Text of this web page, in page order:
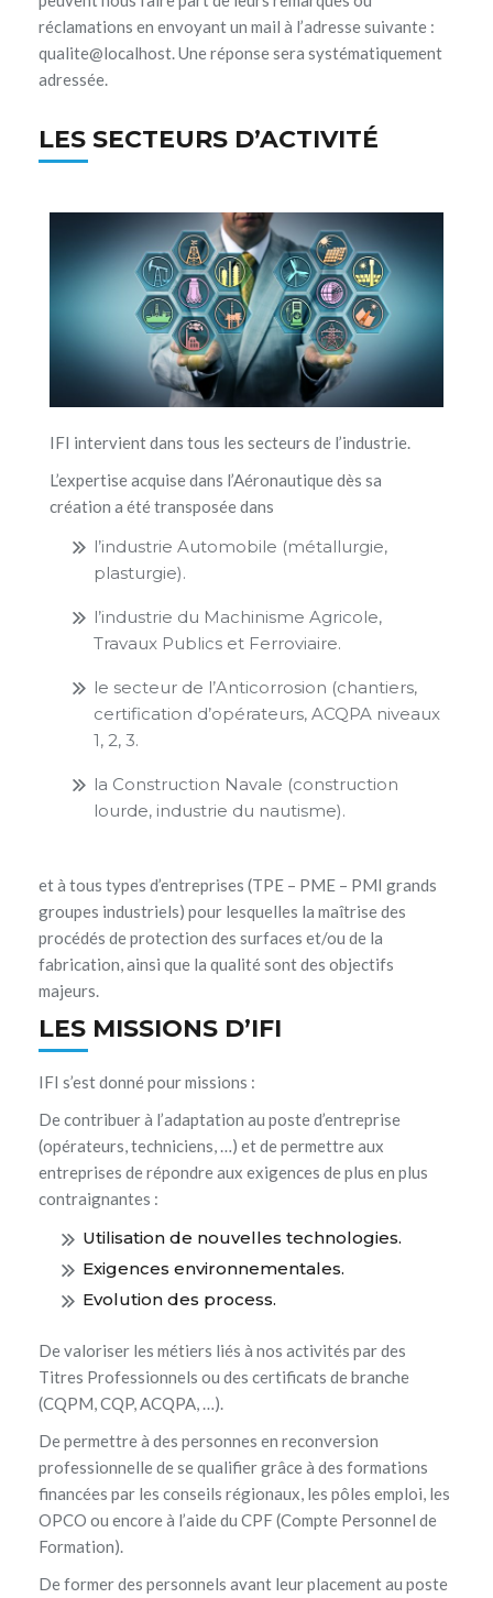
réclamations en envoyant un mail à l’adresse suivante :
qualite@localhost. Une réponse sera systématiquement
adressée.
LES SECTEURS D’ACTIVITÉ
IFI intervient dans tous les secteurs de l’industrie.
L’expertise acquise dans l’Aéronautique dès sa
création a été transposée dans
l’industrie Automobile (métallurgie,
plasturgie).
l’industrie du Machinisme Agricole,
Travaux Publics et Ferroviaire.
le secteur de l’Anticorrosion (chantiers,
certification d’opérateurs, ACQPA niveaux
1, 2, 3.
la Construction Navale (construction
lourde, industrie du nautisme).
et à tous types d’entreprises (TPE – PME – PMI grands
groupes industriels) pour lesquelles la maîtrise des
procédés de protection des surfaces et/ou de la
fabrication, ainsi que la qualité sont des objectifs
majeurs.
LES MISSIONS D’IFI
IFI s’est donné pour missions :
De contribuer à l’adaptation au poste d’entreprise
(opérateurs, techniciens, …) et de permettre aux
entreprises de répondre aux exigences de plus en plus
contraignantes :
Utilisation de nouvelles technologies.
Exigences environnementales.
Evolution des process.
De valoriser les métiers liés à nos activités par des
Titres Professionnels ou des certificats de branche
(CQPM, CQP, ACQPA, …).
De permettre à des personnes en reconversion
professionnelle de se qualifier grâce à des formations
financées par les conseils régionaux, les pôles emploi, les
OPCO ou encore à l’aide du CPF (Compte Personnel de
Formation).
De former des personnels avant leur placement au poste